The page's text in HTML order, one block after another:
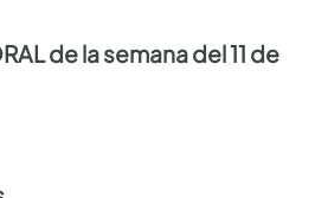
de la semana del 11 de